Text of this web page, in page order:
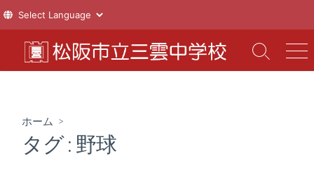
テ
検
索
メ
ニ
ホーム >
タグ : 野球